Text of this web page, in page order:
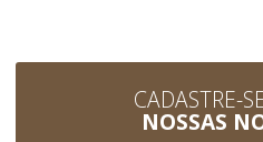
CADASTRE-
NOSSAS